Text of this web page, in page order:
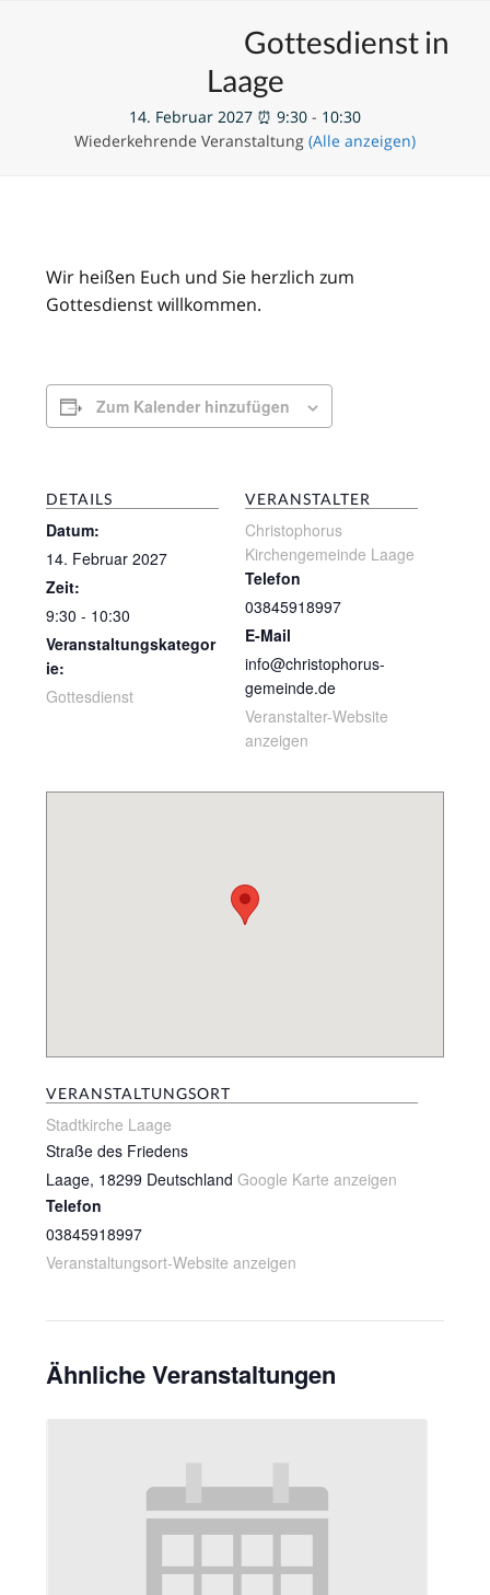
Gottesdienst in
Laage
14. Februar 2027 ⏰ 9:30 - 10:30
Wiederkehrende Veranstaltung (Alle anzeigen)
Wir heißen Euch und Sie herzlich zum
Gottesdienst willkommen.
Zum Kalender hinzufügen
DETAILS
Datum:
14. Februar 2027
Zeit:
9:30 - 10:30
Veranstaltungskategor
ie:
Gottesdienst
VERANSTALTER
Christophorus
Kirchengemeinde Laage
Telefon
03845918997
E-Mail
info@christophorus-
gemeinde.de
Veranstalter-Website
anzeigen
VERANSTALTUNGSORT
Stadtkirche Laage
Straße des Friedens
Laage, 18299 Deutschland Google Karte anzeigen
Telefon
03845918997
Veranstaltungsort-Website anzeigen
Ähnliche Veranstaltungen